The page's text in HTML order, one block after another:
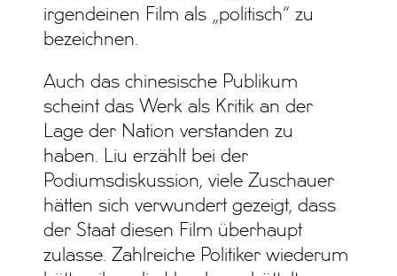
irgendeinen Film als „politisch“ zu
bezeichnen.
Auch das chinesische Publikum
scheint das Werk als Kritik an der
Lage der Nation verstanden zu
haben. Liu erzählt bei der
Podiumsdiskussion, viele Zuschauer
hätten sich verwundert gezeigt, dass
der Staat diesen Film überhaupt
zulasse. Zahlreiche Politiker wiederum